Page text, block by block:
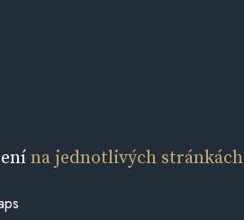
na jednotlivých stránkách